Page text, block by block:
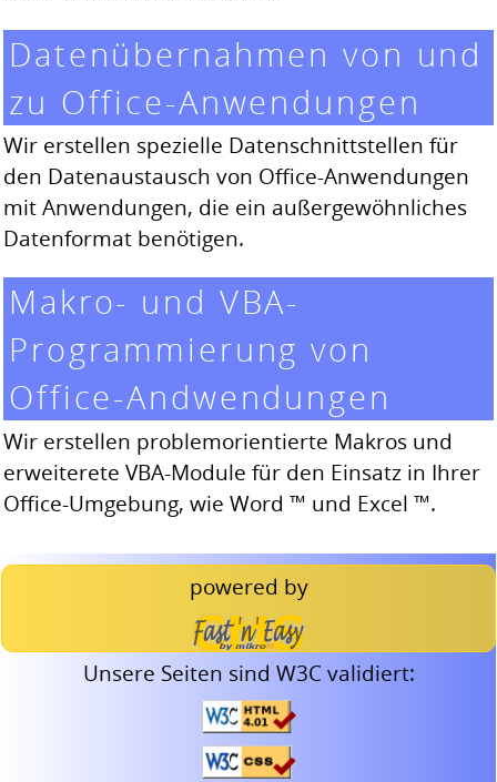
Datenübernahmen von und
zu Office-Anwendungen
Wir erstellen spezielle Datenschnittstellen für
den Datenaustausch von Office-Anwendungen
mit Anwendungen, die ein außergewöhnliches
Datenformat benötigen.
Makro- und VBA-
Programmierung von
Office-Andwendungen
Wir erstellen problemorientierte Makros und
erweiterete VBA-Module für den Einsatz in Ihrer
Office-Umgebung, wie Word ™ und Excel ™.
powered by
Unsere Seiten sind W3C validiert: